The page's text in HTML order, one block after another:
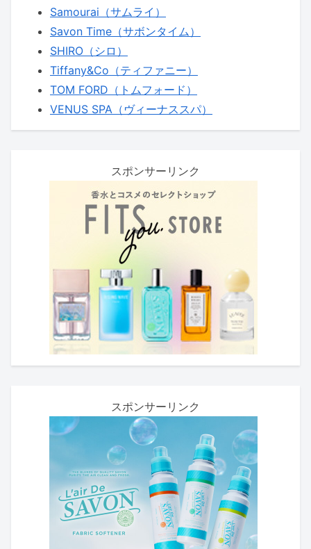
Samourai（サムライ）
Savon Time（サボンタイム）
SHIRO（シロ）
Tiffany&Co（ティファニー）
TOM FORD（トムフォード）
VENUS SPA（ヴィーナススパ）
スポンサーリンク
スポンサーリンク